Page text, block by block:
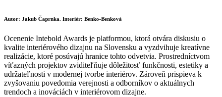
Autor: Jakub Čaprnka. Interiér: Benko-Benková
Ocenenie Intebold Awards je platformou, ktorá otvára diskusiu o
kvalite interiérového dizajnu na Slovensku a vyzdvihuje kreatívne
realizácie, ktoré posúvajú hranice tohto odvetvia. Prostredníctvom
víťazných projektov zviditeľňuje dôležitosť funkčnosti, estetiky a
udržateľnosti v modernej tvorbe interiérov. Zároveň prispieva k
zvyšovaniu povedomia verejnosti a odborníkov o aktuálnych
trendoch a inováciách v interiérovom dizajne.